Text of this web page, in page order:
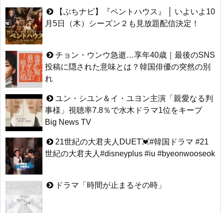
【ぷちナビ】『ペントハウス』 │ いよいよ10
月5日（木）シーズン２も見放題配信決定！
チョン・ウンウ急逝…享年40歳｜最後のSNS
投稿に隠された意味とは？韓国俳優の突然の別
れ
ユン・シユン＆イ・ユヨン主演「親愛なる判
事様」視聴率7.8％で水木ドラマ1位をキープ
Big News TV
21世紀の大君夫人DUET💓#韓国ドラマ #21
世紀の大君夫人#disneyplus #iu #byeonwooseok
ドラマ「時間が止まるその時」